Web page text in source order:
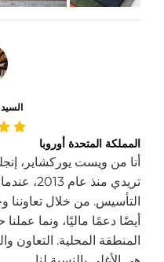
المملكة المتحدة أوروبا
أنا من ويست يوركشاير،
تريدي منذ
التأسيس. من خلال
أيضًا دعمًا ماليًا، ونما
المنطقة المحلية. التعاون